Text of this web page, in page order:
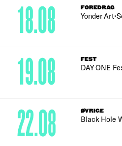
FOREDRAG
Yonder
18.08
FEST
DAY ONE
19.08
ØVRIGE
Black Hole
22.08